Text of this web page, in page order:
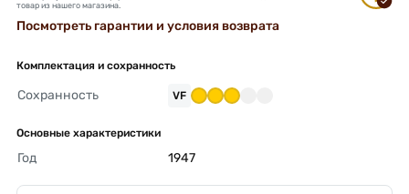
товар из нашего магазина.
Посмотреть гарантии и условия возврата
Комплектация и сохранность
Сохранность VF
Основные характеристики
Год 1947